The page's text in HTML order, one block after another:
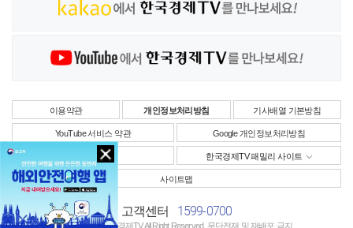
이용약관 개인정보처리방침 기사배열 기본방침
YouTube 서비스 약관 Google 개인정보처리방침
사업자정보 한국경제TV 패밀리 사이트
사이트맵
고객센터 1599-0700
Copyright © 한국경제TV All Right Reserved. 무단전재 및 재배포 금지